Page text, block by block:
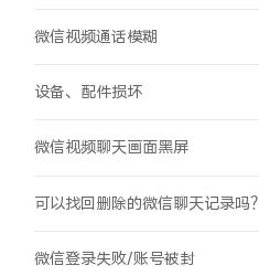
微信视频通话模糊
设备、配件损坏
微信视频聊天画面黑屏
可以找回删除的微信聊天记录吗？
微信登录失败/账号被封